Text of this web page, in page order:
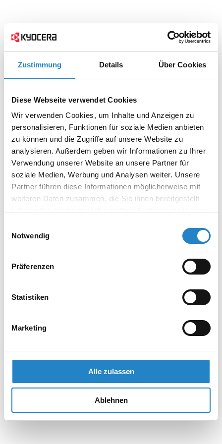
Zustimmung Details Über Cookies
Diese Webseite verwendet Cookies
Wir verwenden Cookies, um Inhalte und Anzeigen zu
personalisieren, Funktionen für soziale Medien anbieten
zu können und die Zugriffe auf unsere Website zu
analysieren. Außerdem geben wir Informationen zu Ihrer
Verwendung unserer Website an unsere Partner für
soziale Medien, Werbung und Analysen weiter. Unsere
Partner führen diese Informationen möglicherweise mit
weiteren Daten zusammen, die Sie ihnen bereitgestellt
Notwendig
Präferenzen
Statistiken
Marketing
Alle zulassen
Ablehnen